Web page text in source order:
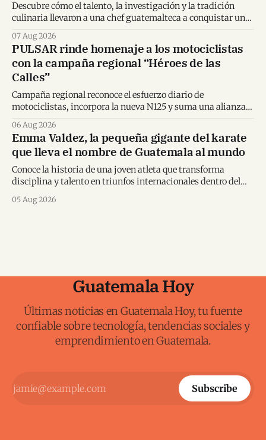
Descubre cómo el talento, la investigación y la tradición
culinaria llevaron a una chef guatemalteca a conquistar un
07 Aug 2026
PULSAR rinde homenaje a los motociclistas
con la campaña regional “Héroes de las
Calles”
Campaña regional reconoce el esfuerzo diario de
motociclistas, incorpora la nueva N125 y suma una alianza
06 Aug 2026
Emma Valdez, la pequeña gigante del karate
que lleva el nombre de Guatemala al mundo
Conoce la historia de una joven atleta que transforma
disciplina y talento en triunfos internacionales dentro del
05 Aug 2026
Guatemala Hoy
Últimas noticias en Guatemala Hoy, tu fuente
confiable sobre tecnología, tendencias sociales y
emprendimiento en Guatemala.
Subscribe